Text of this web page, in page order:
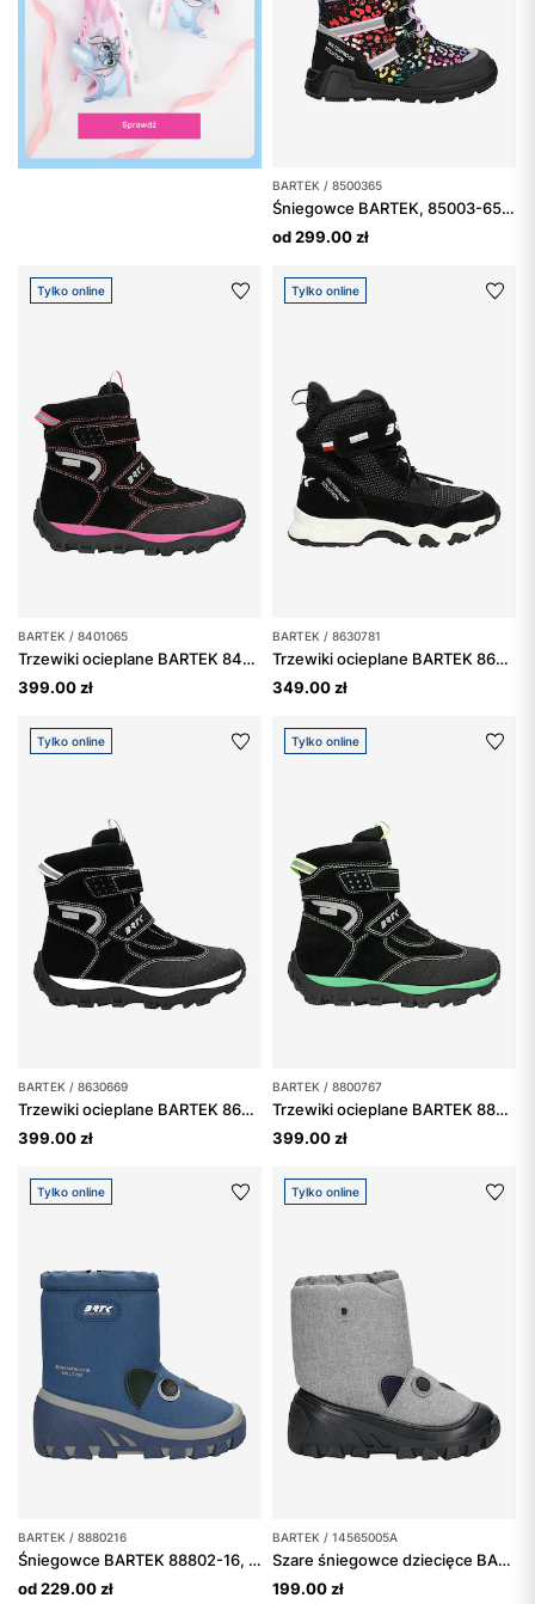
BARTEK / 8500365
Śniegowce BARTEK, 85003-65, dla dziewcząt, multicolor
od 299.00 zł
Tylko online
BARTEK / 8401065
Trzewiki ocieplane BARTEK 84010-65, czarno-różowe
399.00 zł
Tylko online
BARTEK / 8630781
Trzewiki ocieplane BARTEK 86307-81, czarne
349.00 zł
Tylko online
BARTEK / 8630669
Trzewiki ocieplane BARTEK 86306-69, czarno-białe
399.00 zł
Tylko online
BARTEK / 8800767
Trzewiki ocieplane BARTEK 88007-67, czarny + zielony
399.00 zł
Tylko online
BARTEK / 8880216
Śniegowce BARTEK 88802-16, niebieski
od 229.00 zł
Tylko online
BARTEK / 14565005A
Szare śniegowce dziecięce BARTEK 14565005A
199.00 zł